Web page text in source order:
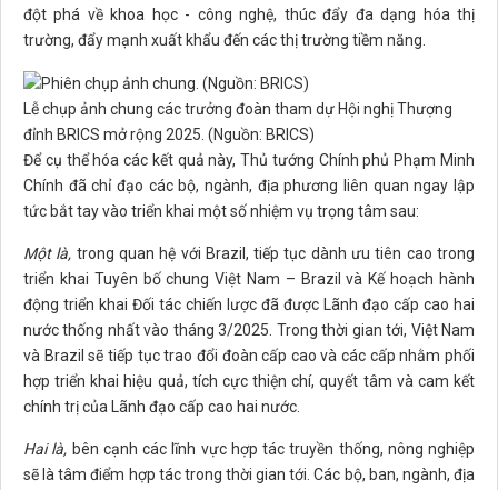
đột phá về khoa học - công nghệ, thúc đẩy đa dạng hóa thị
trường, đẩy mạnh xuất khẩu đến các thị trường tiềm năng.
Lễ chụp ảnh chung các trưởng đoàn tham dự Hội nghị Thượng
đỉnh BRICS mở rộng 2025. (Nguồn: BRICS)
Để cụ thể hóa các kết quả này, Thủ tướng Chính phủ Phạm Minh
Chính đã chỉ đạo các bộ, ngành, địa phương liên quan ngay lập
tức bắt tay vào triển khai một số nhiệm vụ trọng tâm sau:
Một là, trong quan hệ với Brazil, tiếp tục dành ưu tiên cao trong
triển khai Tuyên bố chung Việt Nam – Brazil và Kế hoạch hành
động triển khai Đối tác chiến lược đã được Lãnh đạo cấp cao hai
nước thống nhất vào tháng 3/2025. Trong thời gian tới, Việt Nam
và Brazil sẽ tiếp tục trao đổi đoàn cấp cao và các cấp nhằm phối
hợp triển khai hiệu quả, tích cực thiện chí, quyết tâm và cam kết
chính trị của Lãnh đạo cấp cao hai nước.
Hai là, bên cạnh các lĩnh vực hợp tác truyền thống, nông nghiệp
sẽ là tâm điểm hợp tác trong thời gian tới. Các bộ, ban, ngành, địa